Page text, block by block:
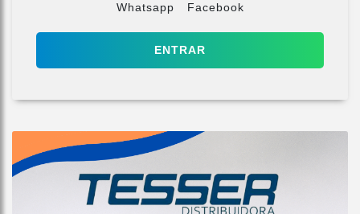
Whatsapp Facebook
ENTRAR